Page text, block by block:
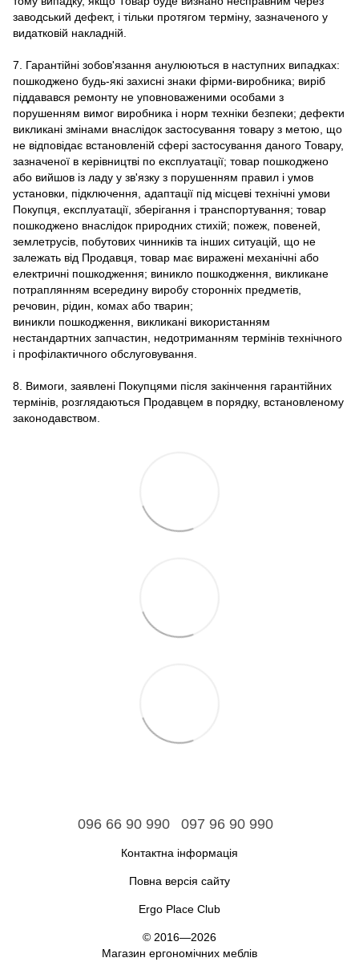
заводський дефект, і тільки протягом терміну, зазначеного у
видатковій накладній.
7. Гарантійні зобов'язання анулюються в наступних випадках:
пошкоджено будь-які захисні знаки фірми-виробника; виріб
піддавався ремонту не уповноваженими особами з
порушенням вимог виробника і норм техніки безпеки; дефекти
викликані змінами внаслідок застосування товару з метою, що
не відповідає встановленій сфері застосування даного Товару,
зазначеної в керівництві по експлуатації; товар пошкоджено
або вийшов із ладу у зв'язку з порушенням правил і умов
установки, підключення, адаптації під місцеві технічні умови
Покупця, експлуатації, зберігання і транспортування; товар
пошкоджено внаслідок природних стихій; пожеж, повеней,
землетрусів, побутових чинників та інших ситуацій, що не
залежать від Продавця, товар має виражені механічні або
електричні пошкодження; виникло пошкодження, викликане
потраплянням всередину виробу сторонніх предметів,
речовин, рідин, комах або тварин;
виникли пошкодження, викликані використанням
нестандартних запчастин, недотриманням термінів технічного
і профілактичного обслуговування.
8. Вимоги, заявлені Покупцями після закінчення гарантійних
термінів, розглядаються Продавцем в порядку, встановленому
законодавством.
096 66 90 990 097 96 90 990
Контактна інформація
Повна версія сайту
Ergo Place Club
© 2016—2026
Магазин ергономічних меблів